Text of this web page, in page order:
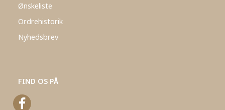
Ønskeliste
Ordrehistorik
Nyhedsbrev
FIND OS PÅ